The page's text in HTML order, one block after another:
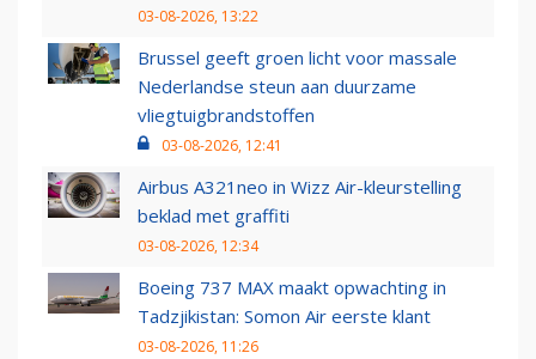
03-08-2026, 13:22
Brussel geeft groen licht voor massale
Nederlandse steun aan duurzame
vliegtuigbrandstoffen
03-08-2026, 12:41
Airbus A321neo in Wizz Air-kleurstelling
beklad met graffiti
03-08-2026, 12:34
Boeing 737 MAX maakt opwachting in
Tadzjikistan: Somon Air eerste klant
03-08-2026, 11:26